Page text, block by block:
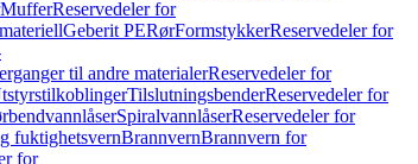
MufferReservedeler for
Geberit PERørFormstykkerReservedeler for
til andre materialerReservedeler for
TilslutningsbenderReservedeler for
SpiralvannlåserReservedeler for
fuktighetsvernBrannvernBrannvern for
for